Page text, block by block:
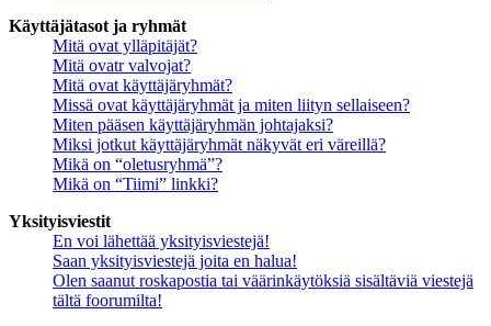
Käyttäjätasot ja ryhmät
Mitä ovat ylläpitäjät?
Mitä ovatr valvojat?
Mitä ovat käyttäjäryhmät?
Missä ovat käyttäjäryhmät ja miten liityn sellaiseen?
Miten pääsen käyttäjäryhmän johtajaksi?
Miksi jotkut käyttäjäryhmät näkyvät eri väreillä?
Mikä on “oletusryhmä”?
Mikä on “Tiimi” linkki?
Yksityisviestit
En voi lähettää yksityisviestejä!
Saan yksityisviestejä joita en halua!
Olen saanut roskapostia tai väärinkäytöksiä sisältäviä viestejä
tältä foorumilta!